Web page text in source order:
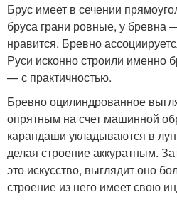
Брус имеет в сечении
бруса грани ровные, у бревна
нравится. Бревно
Руси исконно строили именно
— с практичностью.
Бревно оцилиндрованное
опрятным на счет машинной
карандаши укладываются в
делая строение аккуратным.
это искусство, выглядит оно
строение из него имеет свою